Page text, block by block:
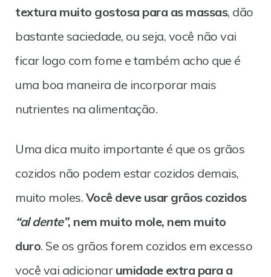
textura muito gostosa para as massas, dão
bastante saciedade, ou seja, você não vai
ficar logo com fome e também acho que é
uma boa maneira de incorporar mais
nutrientes na alimentação.
Uma dica muito importante é que os grãos
cozidos não podem estar cozidos demais,
muito moles. Você deve usar grãos cozidos
“al dente”, nem muito mole, nem muito
duro. Se os grãos forem cozidos em excesso
você vai adicionar umidade extra para a